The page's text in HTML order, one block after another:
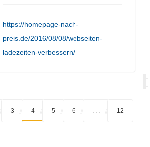
https://homepage-nach-
preis.de/2016/08/08/webseiten-
ladezeiten-verbessern/
3 4 5 6 12